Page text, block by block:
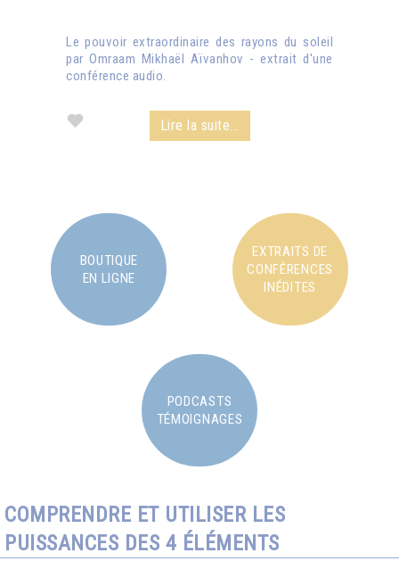
Le pouvoir extraordinaire des rayons du soleil
par Omraam Mikhaël Aïvanhov - extrait d'une
conférence audio.
Lire la suite...
BOUTIQUE
EN LIGNE
EXTRAITS DE
CONFÉRENCES
INÉDITES
PODCASTS
TÉMOIGNAGES
COMPRENDRE ET UTILISER LES
PUISSANCES DES 4 ÉLÉMENTS